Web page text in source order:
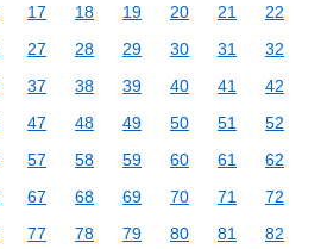
17 18 19 20 21
22
27 28 29 30 31
32
37 38 39 40 41
42
47 48 49 50 51
52
57 58 59 60 61
62
67 68 69 70 71
72
77 78 79 80 81
82